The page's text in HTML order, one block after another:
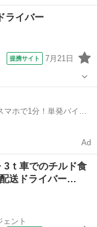
されるお客様の送迎
転、各種点検 ※乗
ライバー
提携サイト 7月21日
月/火/水/木/金/土/
ホで1分！単発バイト
Ad
3ｔ車でのチルド食
送ドライバー…
ント